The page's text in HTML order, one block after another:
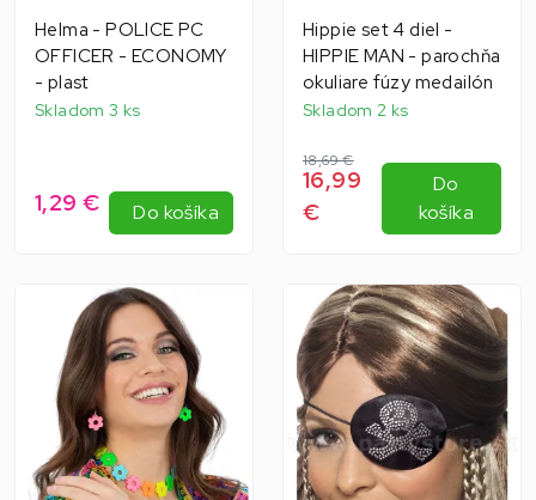
Helma - POLICE PC
OFFICER - ECONOMY
- plast
Skladom 3 ks
1,29 € Do košíka
Hippie set 4 diel -
HIPPIE MAN - parochňa
okuliare fúzy medailón
Skladom 2 ks
18,69 €
16,99
€
Do
košíka